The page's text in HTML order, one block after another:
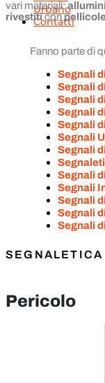
Urbano
Contatti
vari materiali:
rivestiticonpellicole
Fanno parte di
Segnali
Segnali
Segnali
Segnali
Segnali
Segnali
Segnali
Segnali
Segnali
Segnali
Segnali
Segnali
SEGNALETICA
Pericolo